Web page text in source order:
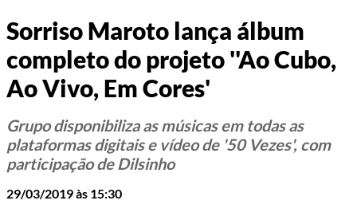
Sorriso Maroto lança álbum
completo do projeto ''Ao Cubo,
Ao Vivo, Em Cores'
Grupo disponibiliza as músicas em todas as
plataformas digitais e vídeo de '50 Vezes', com
participação de Dilsinho
29/03/2019 às 15:30